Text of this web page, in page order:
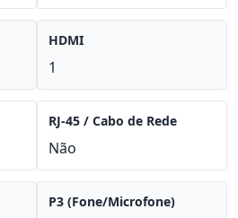
HDMI
1
RJ-45 / Cabo de Rede
Não
P3 (Fone/Microfone)